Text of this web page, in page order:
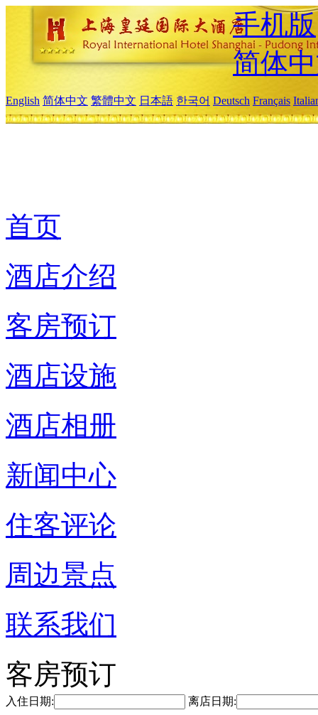
手机版
简体
English 简体中文 繁體中文 日本語 한국어 Deutsch Français
首页
酒店介绍
客房预订
酒店设施
酒店相册
新闻中心
住客评论
周边景点
联系我们
客房预订
入住日期: 离店日期: